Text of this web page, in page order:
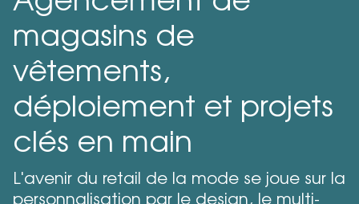
Contact
EN ES DE FR
Blog
magasins de
vêtements,
déploiement et projets
clés en main
L'avenir du retail de la mode se joue sur la
personnalisation par le design, le multi-